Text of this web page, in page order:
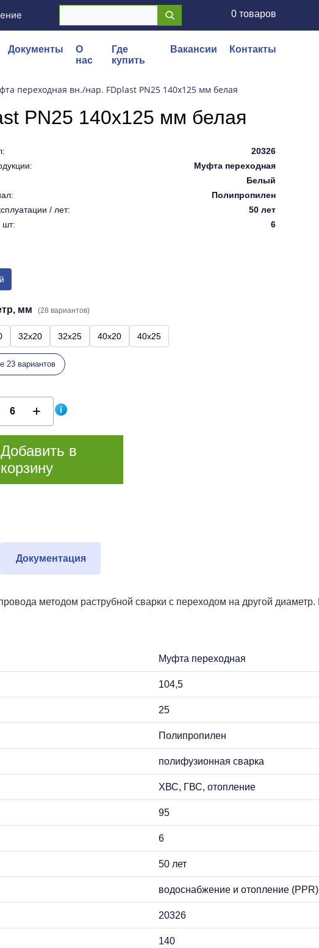
0 товаров
Документы
О
нас
Где
купить
Вакансии Контакты
переходная вн./нар. FDplast PN25 140x125 мм белая
PN25 140x125 мм белая
20326
Муфта переходная
Белый
Полипропилен
/ лет:
50 лет
шт:
6
мм (28 вариантов)
32x20 32x25 40x20 40x25
23 вариантов
Добавить в
корзину
Документация
методом раструбной сварки с переходом на другой
Муфта переходная
104,5
25
Полипропилен
полифузионная сварка
ХВС, ГВС, отопление
95
6
50 лет
водоснабжение и отопление (PPR)
20326
140